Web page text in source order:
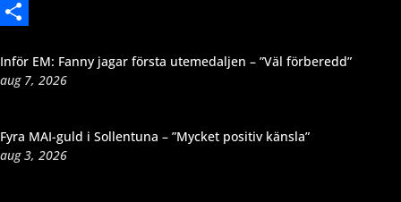
Messenger
Inför EM: Fanny jagar första utemedaljen – ”Väl förberedd”
aug 7, 2026
Fyra MAI-guld i Sollentuna – ”Mycket positiv känsla”
aug 3, 2026